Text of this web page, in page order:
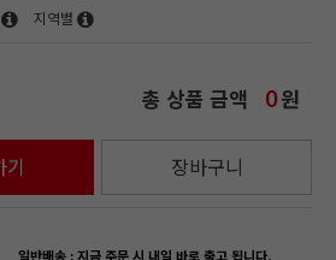
지역별
총 상품 금액 0원
장바구니
일반배송 : 지금 주문 시 내일 바로 출고 됩니다.